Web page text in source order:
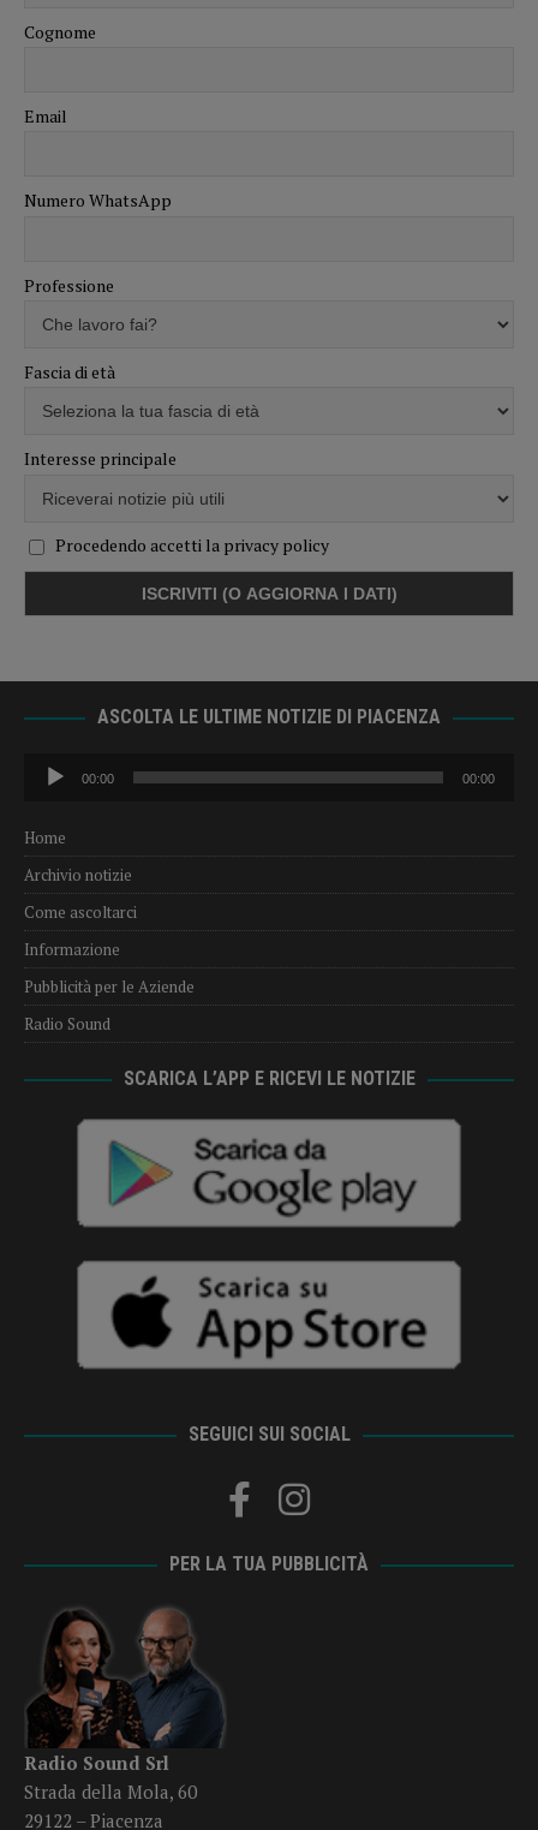
Cognome
Email
Numero WhatsApp
Professione
Fascia di età
Interesse principale
Procedendo accetti la privacy policy
ASCOLTA LE ULTIME NOTIZIE DI PIACENZA
Audio
Player
00:00 00:00
Home
Archivio notizie
Come ascoltarci
Informazione
Pubblicità per le Aziende
Radio Sound
SCARICA L’APP E RICEVI LE NOTIZIE
SEGUICI SUI SOCIAL
PER LA TUA PUBBLICITÀ
Radio Sound Srl
Strada della Mola, 60
29122 – Piacenza